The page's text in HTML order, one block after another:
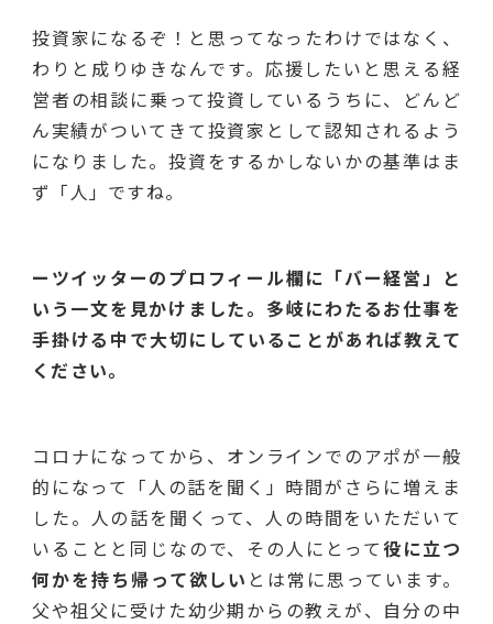
投資家になるぞ！と思ってなったわけではなく、
わりと成りゆきなんです。応援したいと思える経
営者の相談に乗って投資しているうちに、どんど
ん実績がついてきて投資家として認知されるよう
になりました。投資をするかしないかの基準はま
ず「人」ですね。
ーツイッターのプロフィール欄に「バー経営」と
いう一文を見かけました。多岐にわたるお仕事を
手掛ける中で大切にしていることがあれば教えて
ください。
コロナになってから、オンラインでのアポが一般
的になって「人の話を聞く」時間がさらに増えま
した。人の話を聞くって、人の時間をいただいて
いることと同じなので、その人にとって役に立つ
何かを持ち帰って欲しい とは常に思っています。
父や祖父に受けた幼少期からの教えが、自分の中